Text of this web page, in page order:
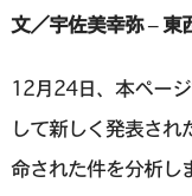
文／宇佐美幸弥 – 東
12月24日、本ペー
して新しく発表され
命された件を分析し